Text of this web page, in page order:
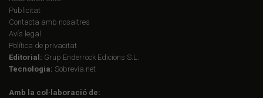
Publicitat
Contacta amb nosaltres
Avís legal
Política de privacitat
Editorial: Grup Enderrock Edicions S.L.
Tecnologia: Sobrevia.net
Amb la col·laboració de: